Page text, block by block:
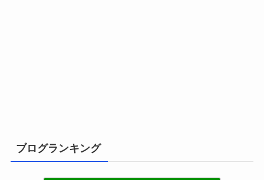
ブログランキング